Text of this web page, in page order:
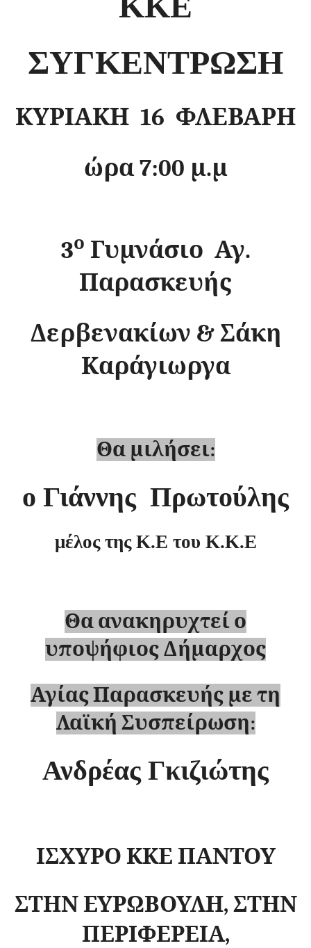
ΣΥΓΚΕΝΤΡΩΣΗ
ΚΥΡΙΑΚΗ 16 ΦΛΕΒΑΡΗ
ώρα 7:00 μ.μ
3ο Γυμνάσιο Αγ.
Παρασκευής
Δερβενακίων & Σάκη
Καράγιωργα
Θα μιλήσει:
ο Γιάννης Πρωτούλης
μέλος της Κ.Ε του Κ.Κ.Ε
Θα ανακηρυχτεί ο
υποψήφιος Δήμαρχος
Αγίας Παρασκευής με τη
Λαϊκή Συσπείρωση:
Ανδρέας Γκιζιώτης
ΙΣΧΥΡΟ ΚΚΕ ΠΑΝΤΟΥ
ΣΤΗΝ ΕΥΡΩΒΟΥΛΗ, ΣΤΗΝ
ΠΕΡΙΦΕΡΕΙΑ,